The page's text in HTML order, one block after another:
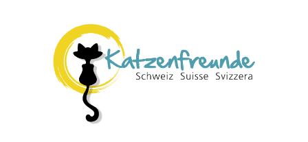
NEWS
VERMITTLUNG
INTERESSANTES